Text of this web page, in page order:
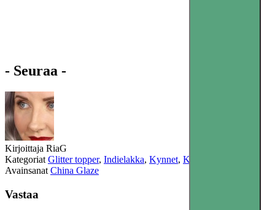
- Seuraa -
Kirjoittaja RiaG
Kategoriat Glitter topper, Indielakka, Kynnet, Kynsilakka
Avainsanat China Glaze
Vastaa